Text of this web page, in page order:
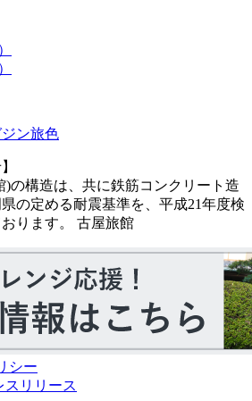
)の構造は、共に鉄筋コンクリート造
の定める耐震基準を、平成21年度検
ります。 古屋旅館